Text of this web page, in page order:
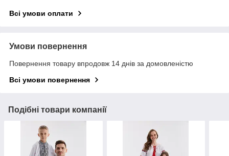
Всі умови оплати
Умови повернення
Повернення товару впродовж 14 днів за домовленістю
Всі умови повернення
Подібні товари компанії